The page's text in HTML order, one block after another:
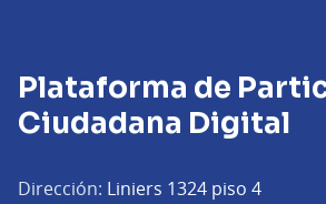
Plataforma de
Ciudadana Digital
Dirección: Liniers 1324 piso 4